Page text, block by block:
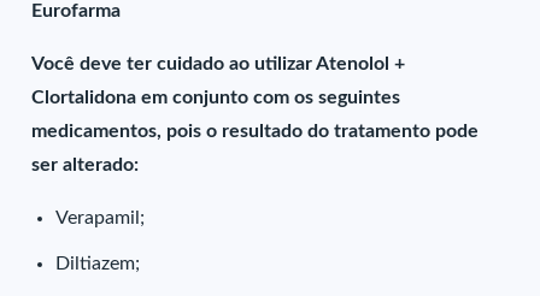
Eurofarma
Você deve ter cuidado ao utilizar Atenolol +
Clortalidona em conjunto com os seguintes
medicamentos, pois o resultado do tratamento pode
ser alterado:
Verapamil;
Diltiazem;